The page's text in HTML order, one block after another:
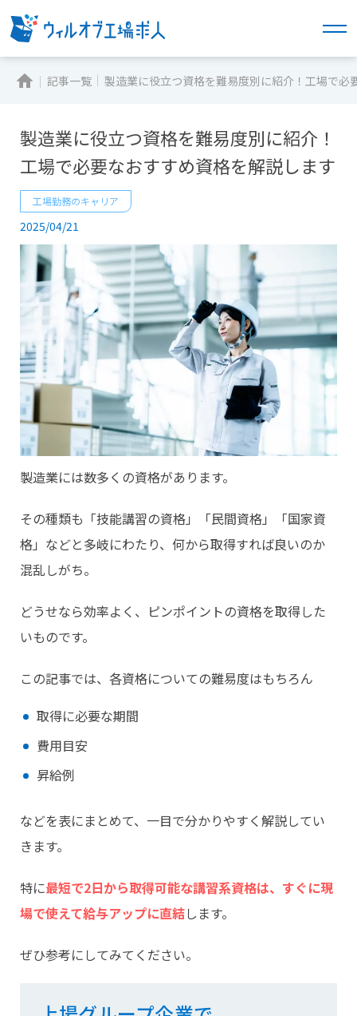
記事一覧 製造業に役立つ資格を難易度別に紹介！工場で必
製造業に役立つ資格を難易度別に紹介！
工場で必要なおすすめ資格を解説します
工場勤務のキャリア
2025/04/21
製造業には数多くの資格があります。
その種類も「技能講習の資格」「民間資格」「国家資
格」などと多岐にわたり、何から取得すれば良いのか
混乱しがち。
どうせなら効率よく、ピンポイントの資格を取得した
いものです。
この記事では、各資格についての難易度はもちろん
取得に必要な期間
費用目安
昇給例
などを表にまとめて、一目で分かりやすく解説してい
きます。
特に最短で2日から取得可能な講習系資格は、すぐに現
場で使えて給与アップに直結します。
ぜひ参考にしてみてください。